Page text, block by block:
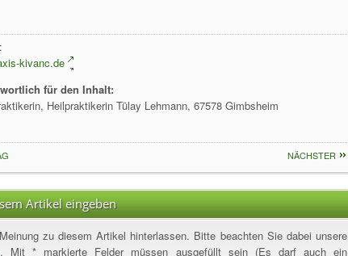
kivanc.de
für den Inhalt:
Heilpraktikerin Tülay Lehmann, 67578 Gimbsheim
NÄCHSTER
Artikel eingeben
zu diesem Artikel hinterlassen. Bitte beachten Sie dabei unsere
. Mit * markierte Felder müssen ausgefüllt sein (Es darf auch ein